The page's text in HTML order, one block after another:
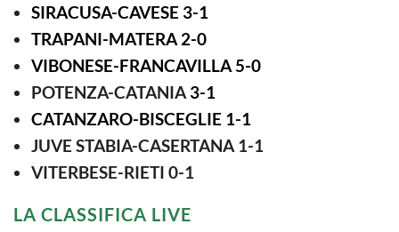
SIRACUSA-CAVESE 3-1
TRAPANI-MATERA 2-0
VIBONESE-FRANCAVILLA 5-0
POTENZA-CATANIA 3-1
CATANZARO-BISCEGLIE 1-1
JUVE STABIA-CASERTANA 1-1
VITERBESE-RIETI 0-1
LA CLASSIFICA LIVE